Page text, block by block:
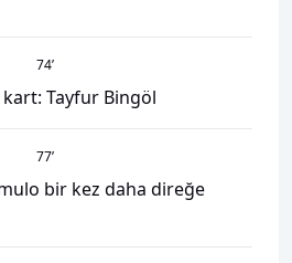
74’
kart: Tayfur Bingöl
77’
bir kez daha direğe